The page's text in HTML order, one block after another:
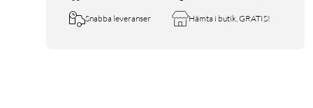
Snabba leveranser Hämta i butik, GRATIS!